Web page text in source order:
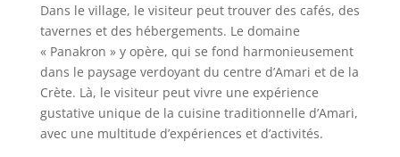
Dans le village, le visiteur peut trouver des cafés, des
tavernes et des hébergements. Le domaine
« Panakron » y opère, qui se fond harmonieusement
dans le paysage verdoyant du centre d’Amari et de la
Crète. Là, le visiteur peut vivre une expérience
gustative unique de la cuisine traditionnelle d’Amari,
avec une multitude d’expériences et d’activités.